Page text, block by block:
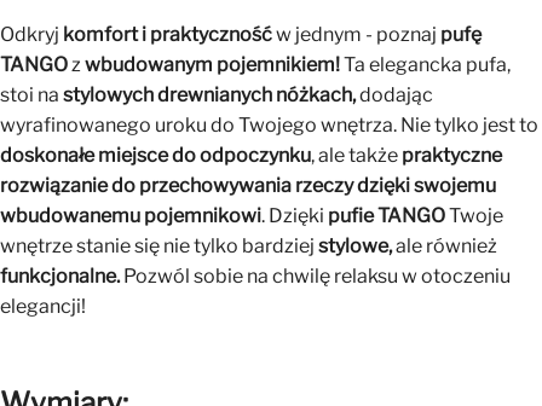
Odkryj komfort i praktycznośćw jednym - poznaj pufę
TANGOzwbudowanym pojemnikiem!Ta elegancka pufa,
stoi na stylowych drewnianych nóżkach,dodając
wyrafinowanego uroku do Twojego wnętrza. Nie tylko jest to
doskonałe miejsce do odpoczynku, ale także praktyczne
rozwiązanie do przechowywania rzeczy dzięki swojemu
wbudowanemu pojemnikowi. Dzięki pufieTANGOTwoje
wnętrze stanie się nie tylko bardziej stylowe,ale również
funkcjonalne.Pozwól sobie na chwilę relaksu w otoczeniu
elegancji!